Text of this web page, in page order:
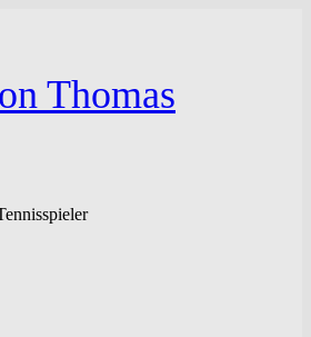
Thomas